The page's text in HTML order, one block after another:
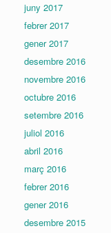
juny 2017
febrer 2017
gener 2017
desembre 2016
novembre 2016
octubre 2016
setembre 2016
juliol 2016
abril 2016
març 2016
febrer 2016
gener 2016
desembre 2015